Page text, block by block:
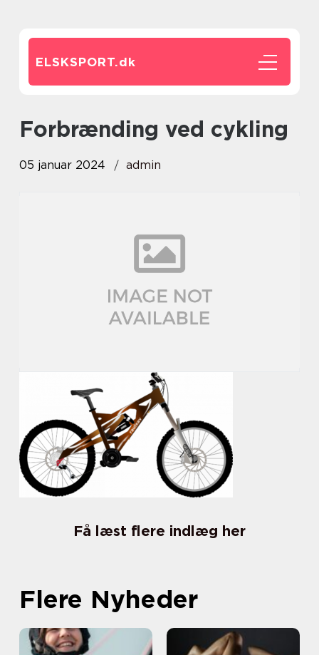
ELSKSPORT.dk
forbrænding ved cykling
05 januar 2024 admin
Få læst flere indlæg her
Flere Nyheder